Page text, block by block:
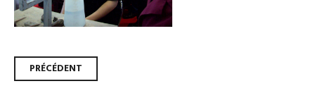
Navigation
PRÉCÉDENT